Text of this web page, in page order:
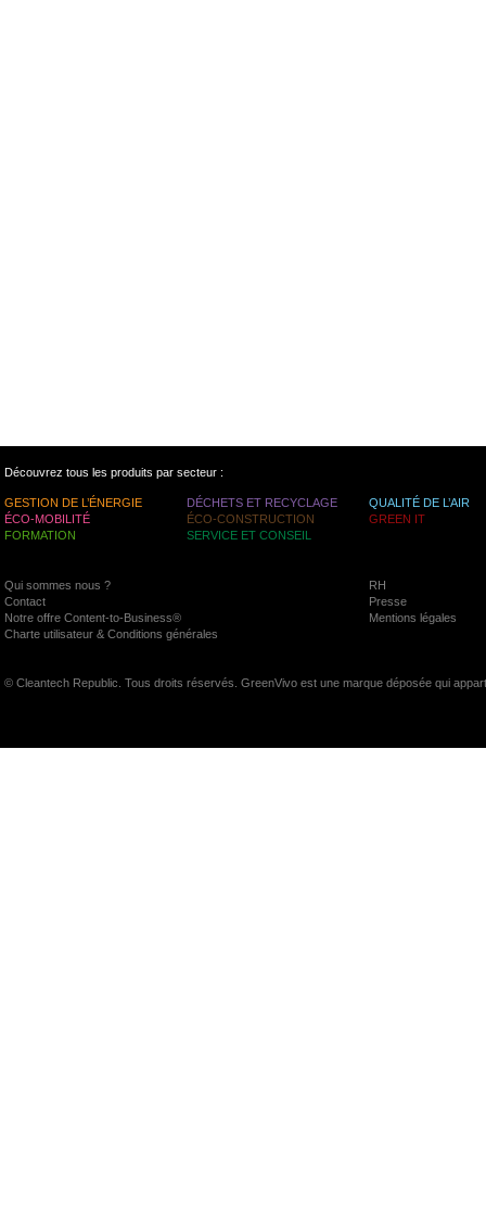
Découvrez tous les produits par secteur :
GESTION DE L’ÉNERGIE DÉCHETS ET RECYCLAGE
QUALITÉ DE L’AIR
ÉCO-MOBILITÉ
ÉCO-CONSTRUCTION
GREEN IT
FORMATION
SERVICE ET CONSEIL
Qui sommes nous ?
RH
Contact
Presse
Notre offre Content-to-Business®
Mentions légales
Charte utilisateur & Conditions générales
© Cleantech Republic. Tous droits réservés. GreenVivo est une marque déposée qui